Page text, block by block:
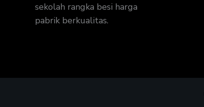
sekolah rangka besi harga
pabrik berkualitas.